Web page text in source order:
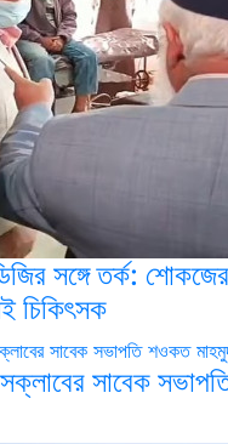
সঙ্গে তর্ক:
চিকিৎসক
সাবেক